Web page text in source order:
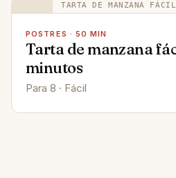
TARTA DE MANZANA
POSTRES · 50 MIN
Tarta de manzana
minutos
Para 8 · Fácil